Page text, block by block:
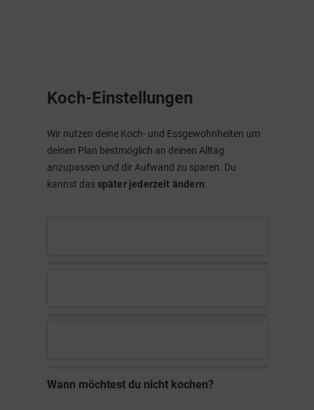
Koch-Einstellungen
Wir nutzen deine Koch- und Essgewohnheiten um
deinen Plan bestmöglich an deinen Alltag
anzupassen und dir Aufwand zu sparen. Du
kannst das später jederzeit ändern
Wann möchtest du nicht kochen?